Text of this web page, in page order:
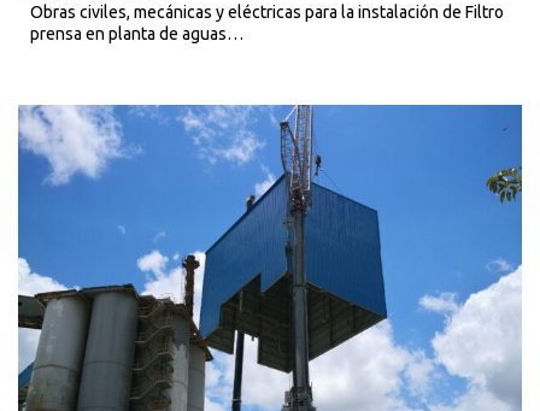
Obras civiles, mecánicas y eléctricas para la instalación de Filtro
prensa en planta de aguas…